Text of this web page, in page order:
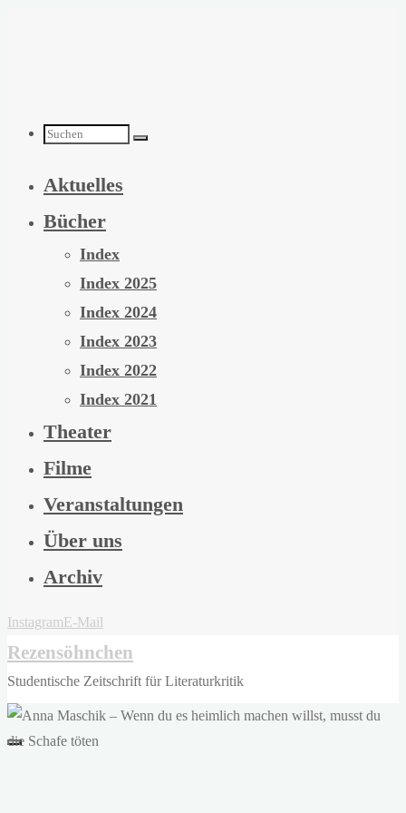
Suchen
nach:
Aktuelles
Bücher
Index
Index 2025
Index 2024
Index 2023
Index 2022
Index 2021
Theater
Filme
Veranstaltungen
Über uns
Archiv
InstagramE-Mail
Rezensöhnchen
Studentische Zeitschrift für Literaturkritik